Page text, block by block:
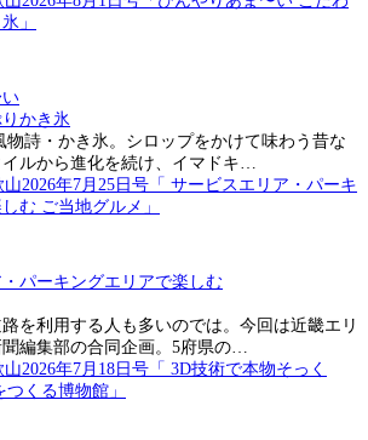
かき氷
物詩・かき氷。シロップをかけて味わう昔な
ルから進化を続け、イマドキ…
パーキングエリアで楽しむ
を利用する人も多いのでは。今回は近畿エリ
編集部の合同企画。5府県の…